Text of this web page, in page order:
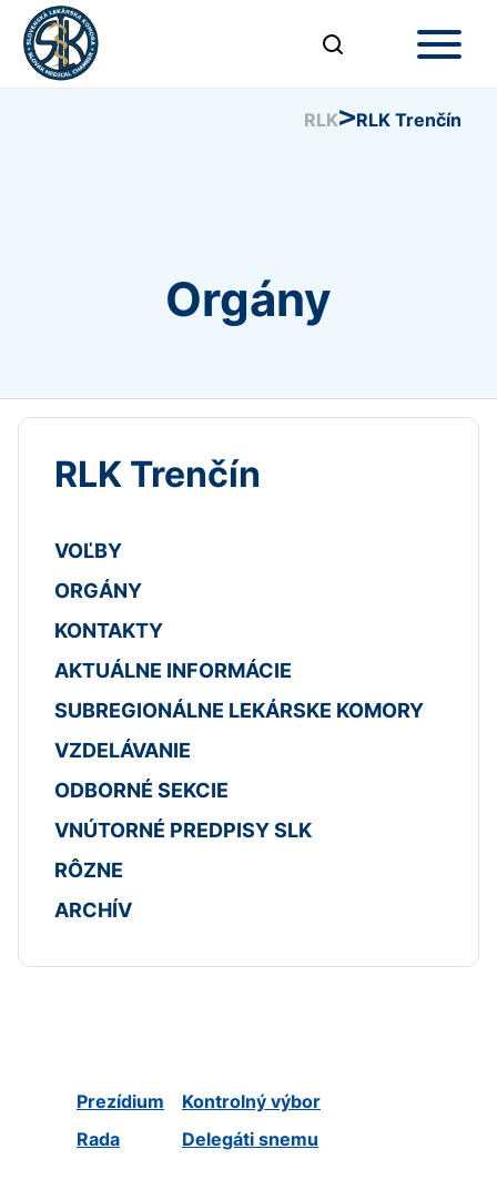
RLK>RLK Trenčín
Orgány
RLK Trenčín
VOĽBY
ORGÁNY
KONTAKTY
AKTUÁLNE INFORMÁCIE
SUBREGIONÁLNE LEKÁRSKE KOMORY
VZDELÁVANIE
ODBORNÉ SEKCIE
VNÚTORNÉ PREDPISY SLK
RÔZNE
ARCHÍV
Prezídium
Kontrolný výbor
Rada
Delegáti snemu